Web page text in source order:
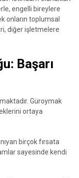
engelli bireylere
onların toplumsal
diğer işletmelere
Başarı
Güroymak
ortaya
birçok fırsata
sayesinde kendi